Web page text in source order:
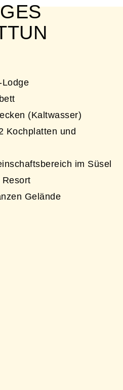
Lodge
(Kaltwasser)
Kochplatten und
im Süsel
Resort
Gelände